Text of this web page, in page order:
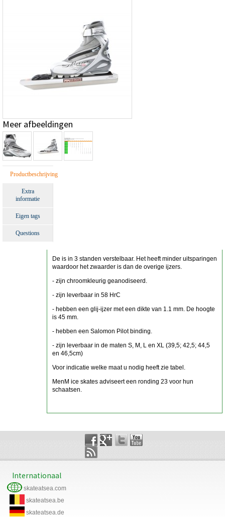
Meer afbeeldingen
Productbeschrijving
Extra
informatie
Eigen tags
Questions
De is in 3 standen verstelbaar. Het heeft minder uitsparingen
waardoor het zwaarder is dan de overige ijzers.
- zijn chroomkleurig geanodiseerd.
- zijn leverbaar in 58 HrC
- hebben een glij-ijzer met een dikte van 1.1 mm. De hoogte
is 45 mm.
- hebben een Salomon Pilot binding.
- zijn leverbaar in de maten S, M, L en XL (39,5; 42,5; 44,5
en 46,5cm)
Voor indicatie welke maat u nodig heeft zie tabel.
MenM ice skates adviseert een ronding 23 voor hun
schaatsen.
Internationaal
skateatsea.com
skateatsea.be
skateatsea.de